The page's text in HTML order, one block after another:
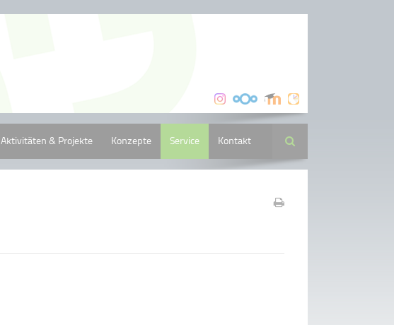
Aktivitäten & Projekte Konzepte Service Kontakt Suche